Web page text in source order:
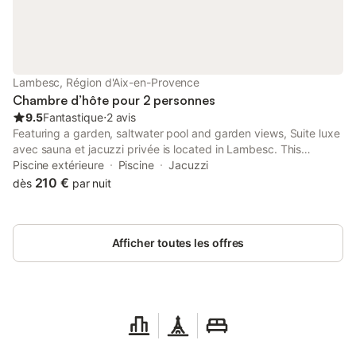
dans une petite pièce avec plafond à la française qui sert de
bureau ou de stockage de matériel. Votre chambre, construite
avec un mélange de fer, de
Lambesc, Région d'Aix-en-Provence
Chambre d’hôte pour 2 personnes
9.5Fantastique⋅2 avis
Featuring a garden, saltwater pool and garden views, Suite luxe
avec sauna et jacuzzi privée is located in Lambesc. This
property offers access to a terrace, free private parking and
free WiFi.
Piscine extérieure Piscine
Jacuzzi
dès 210 € par nuit
Afficher toutes les offres